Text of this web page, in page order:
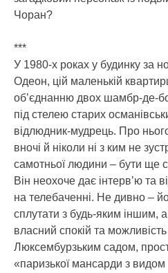
Чоран?
***
У 1980-х роках у будинку за
Одеон, цій маленькій
об’єднанню двох шамбр-де-
під стелею старих
відлюдник-мудрець. Про
вночі й ніколи ні з ким не
самотньої людини – бути ще
Він неохоче дає інтерв’ю та
на телебаченні. Не дивно –
сплутати з будь-яким іншим, а
власний спокій та можливість
Люксембурзьким садом,
«паризької мансарди з